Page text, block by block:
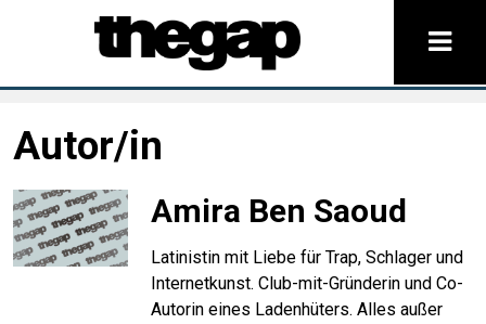
Autor/in
Amira Ben Saoud
Latinistin mit Liebe für Trap, Schlager und
Internetkunst. Club-mit-Gründerin und Co-
Autorin eines Ladenhüters. Alles außer